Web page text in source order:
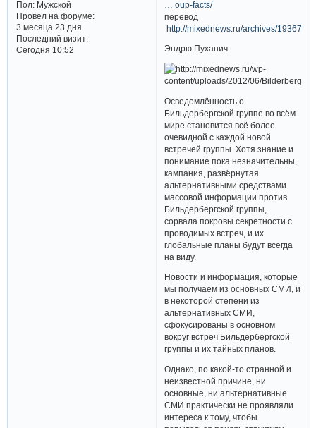
Пол:Мужской
Провел на форуме:
3 месяца 23 дня
Последний визит:
Сегодня 10:52
… oup-facts/
перевод
http://mixednews.ru/archives/19367
Эндрю Пуханич
Осведомлённость о
Бильдербергской группе во всём
мире становится всё более
очевидной с каждой новой
встречей группы. Хотя знание и
понимание пока незначительны,
кампания, развёрнутая
альтернативными средствами
массовой информации против
Бильдербергской группы,
сорвала покровы секретности с
проводимых встреч, и их
глобальные планы будут всегда
на виду.
Новости и информация, которые
мы получаем из основных СМИ, и
в некоторой степени из
альтернативных СМИ,
сфокусированы в основном
вокруг встреч Бильдербергской
группы и их тайных планов.
Однако, по какой-то странной и
неизвестной причине, ни
основные, ни альтернативные
СМИ практически не проявляли
интереса к тому, чтобы